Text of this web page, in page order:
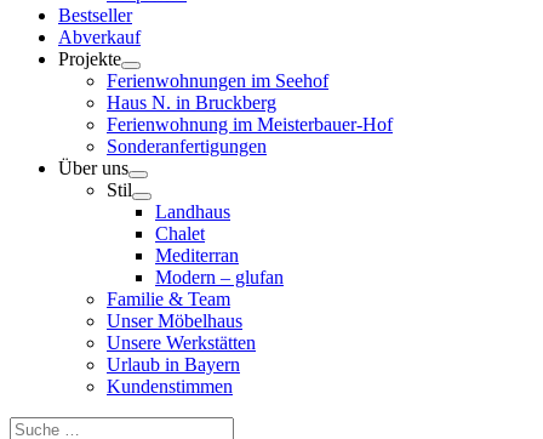
Bestseller
Abverkauf
Projekte
Ferienwohnungen im Seehof
Haus N. in Bruckberg
Ferienwohnung im Meisterbauer-Hof
Sonderanfertigungen
Über uns
Stil
Landhaus
Chalet
Mediterran
Modern – glufan
Familie & Team
Unser Möbelhaus
Unsere Werkstätten
Urlaub in Bayern
Kundenstimmen